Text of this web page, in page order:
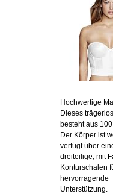
Hochwertige
Dieses
besteht aus
Der Körper ist
verfügt über
dreiteilige, mit
Konturschalen
hervorragende
Unterstützung.